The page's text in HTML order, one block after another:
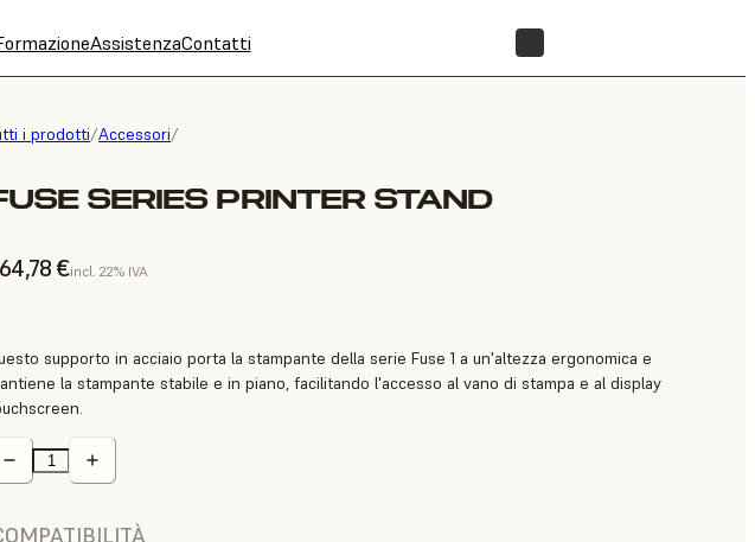
AssistenzaContatti
i prodotti/Accessori/
SERIES PRINTER STAND
€incl. 22% IVA
supporto in acciaio porta la stampante della serie Fuse 1 a un'altezza ergonomica e
la stampante stabile e in piano, facilitando l'accesso al vano di stampa e al display